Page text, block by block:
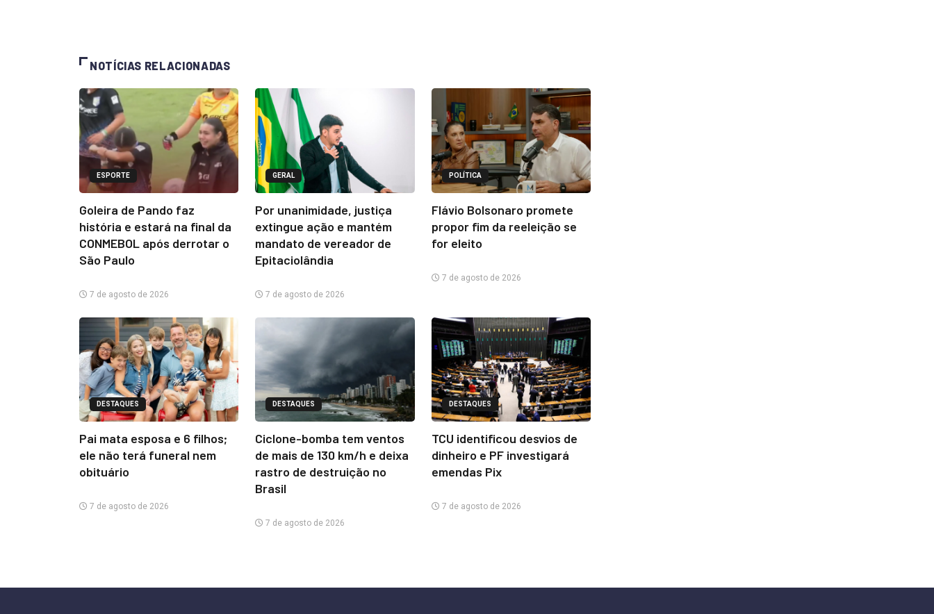
NOTÍCIAS RELACIONADAS
ESPORTE
Goleira de Pando faz
história e estará na final da
CONMEBOL após derrotar o
São Paulo
7 de agosto de 2026
GERAL
Por unanimidade, justiça
extingue ação e mantém
mandato de vereador de
Epitaciolândia
7 de agosto de 2026
POLÍTICA
Flávio Bolsonaro promete
propor fim da reeleição se
for eleito
7 de agosto de 2026
DESTAQUES
Pai mata esposa e 6 filhos;
ele não terá funeral nem
obituário
7 de agosto de 2026
DESTAQUES
Ciclone-bomba tem ventos
de mais de 130 km/h e deixa
rastro de destruição no
Brasil
7 de agosto de 2026
DESTAQUES
TCU identificou desvios de
dinheiro e PF investigará
emendas Pix
7 de agosto de 2026